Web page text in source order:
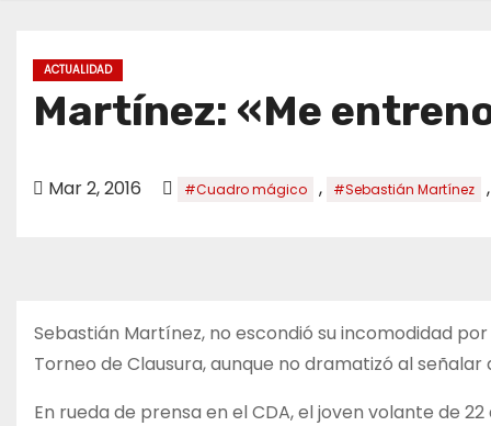
ACTUALIDAD
Martínez: «Me
Mar 2, 2016 #Cuadro mágico , #Sebastián Martínez ,
Sebastián Martínez, no escondió su incomodidad
Torneo de Clausura, aunque no dramatizó al
En rueda de prensa en el CDA, el joven volante de